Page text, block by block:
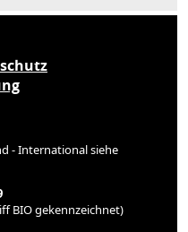
- International siehe
BIO gekennzeichnet)